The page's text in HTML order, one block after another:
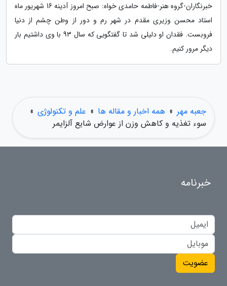
خبرنگاران-گروه هنر-فاطمه حامدی خواه: صبح امروز آدینه 16 شهریور ماه
استاد محسن وزیری مقدم در شهر رم و دور از وطن چشم از دنیا
فروبست. فقدان او دلیلی شد تا گفتگویی که سال 93 با وی داشتیم بار
دیگر مرور کنیم.
جعبه مهر » همه اخبار و مقاله ها » علم و تکنولوژی »
سوء تغذیه و کاهش وزن از عوارض شایع آلزایمر
خبرنامه
عضویت